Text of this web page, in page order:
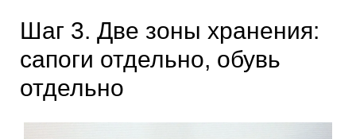
Шаг 3. Две зоны хранения:
сапоги отдельно, обувь
отдельно